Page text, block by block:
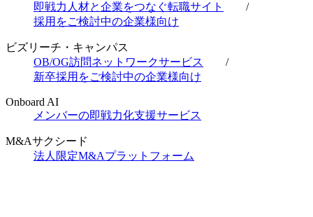
即戦力人材と企業をつなぐ転職サイト
/
採用をご検討中の企業様向け
ビズリーチ・キャンパス
OB/OG訪問ネットワークサービス
/
新卒採用をご検討中の企業様向け
Onboard AI
メンバーの即戦力化支援サービス
M&Aサクシード
法人限定M&Aプラットフォーム